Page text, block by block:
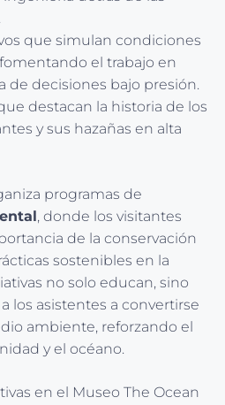
que simulan condiciones
el trabajo en
de decisiones bajo presión.
destacan la historia de los
y sus hazañas en alta
programas de
, donde los visitantes
de la conservación
sostenibles en la
no solo educan, sino
los asistentes a convertirse
ambiente, reforzando el
y el océano.
en el Museo The Ocean